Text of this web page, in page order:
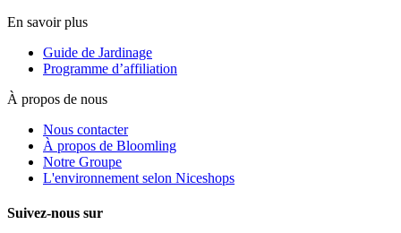
En savoir plus
Guide de Jardinage
Programme d’affiliation
À propos de nous
Nous contacter
À propos de Bloomling
Notre Groupe
L'environnement selon Niceshops
Suivez-nous sur